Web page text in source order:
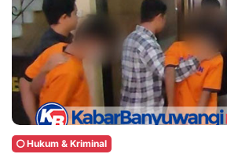
Hukum & Kriminal